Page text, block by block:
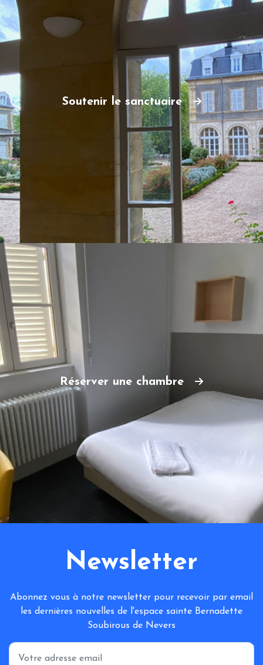
Soutenir le sanctuaire
Réserver une chambre
Newsletter
Abonnez vous à notre newsletter pour recevoir par email
les dernières nouvelles de l'espace sainte Bernadette
Soubirous de Nevers
*